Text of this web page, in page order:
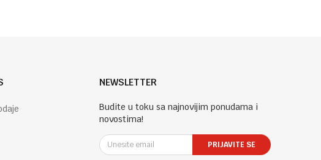
NEWSLETTER
Budite u toku sa najnovijim ponudama i
novostima!
PRIJAVITE SE